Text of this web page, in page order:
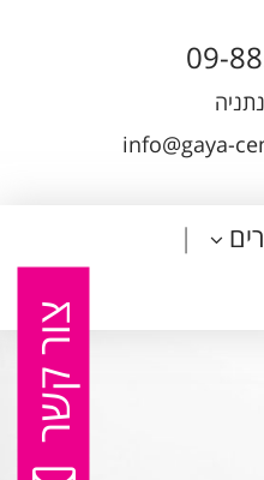
09-
info@gaya-
צור קשר